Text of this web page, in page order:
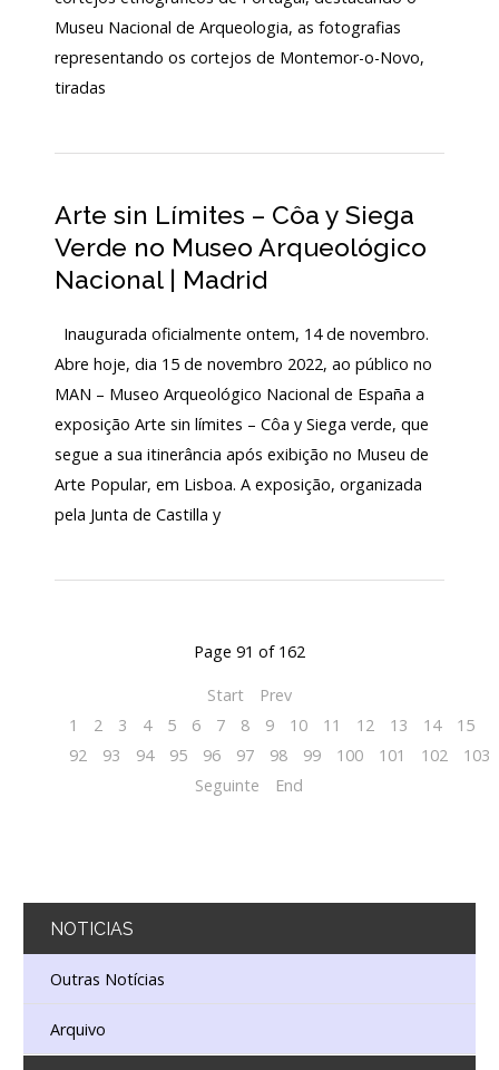
Museu Nacional de Arqueologia, as fotografias
representando os cortejos de Montemor-o-Novo,
tiradas
Arte sin Límites – Côa y Siega
Verde no Museo Arqueológico
Nacional | Madrid
Inaugurada oficialmente ontem, 14 de novembro.
Abre hoje, dia 15 de novembro 2022, ao público no
MAN – Museo Arqueológico Nacional de España a
exposição Arte sin límites – Côa y Siega verde, que
segue a sua itinerância após exibição no Museu de
Arte Popular, em Lisboa. A exposição, organizada
pela Junta de Castilla y
Page 91 of 162
Start
Prev
1
2 3 4 5 6 7 8 9 10 11 12 13 14 15
92
93 94 95 96 97 98 99 100 101 102
103
Seguinte
End
NOTICIAS
Outras Notícias
Arquivo